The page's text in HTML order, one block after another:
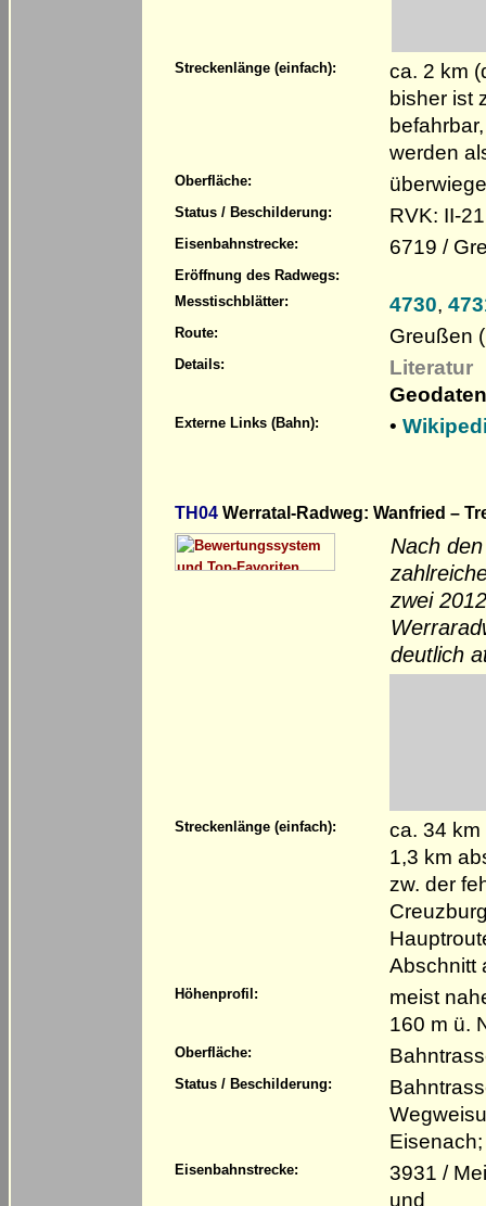
Streckenlänge (einfach):
ca. 2 km
bisher ist
werden
Oberfläche:
Status / Beschilderung: RVK: II-
Eisenbahnstrecke: 6719 /
Eröffnung des Radwegs:
Messtischblätter:
4730,
Route: Greußen
Details:
Literatur
Externe Links (Bahn): •
TH04 Werratal-Radweg: Wanfried –
Nach
zwei
deutlich
Streckenlänge (einfach):
ca. 34
1,3 km
zw. der
Abschnitt
Höhenprofil:
meist
160 m ü.
Oberfläche:
Status / Beschilderung:
Eisenbahnstrecke:
3931 /
und